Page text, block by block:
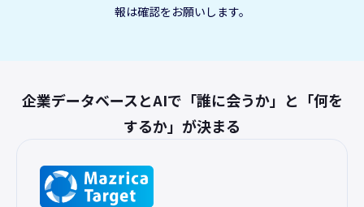
報は確認をお願いします。
企業データベースとAIで「誰に会うか」と「何を
するか」が決まる